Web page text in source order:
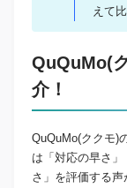
えて
QuQuMo(
介！
QuQuMo(ククモ)
は「対応の早さ
さ」を評価する